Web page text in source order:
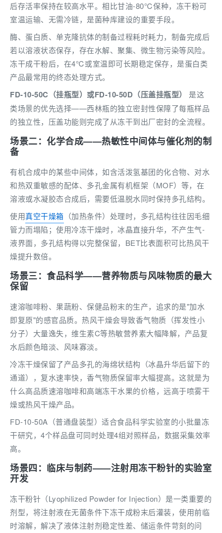
后存活率保持在较高水平。相比甘油-80℃保种，冻干粉可
室温运输、无需冷链，是菌种库建设的重要手段。
酶、蛋白质、单克隆抗体的制备过程耗时耗力，制备完成后
若以溶液状态保存，存在水解、聚集、微生物污染等风险。
冻干成干粉后，在4℃或室温即可长期稳定保存，是蛋白类
产品最常用的终态处理方式。
FD-10-50C（挂瓶型）或FD-10-50D（压盖挂瓶型）
是这
类场景的优先选择——西林瓶的独立密封性保障了每瓶样品
的独立性，压盖功能则完成了从冻干到出厂密封的全流程。
场景二：化学合成——热敏性中间体与催化剂的制
备
有机合成中的某些中间体，如含活泼氢基团的化合物、对水
和热双重敏感的配体、多孔金属有机框架（MOF）等，在
溶液或水凝胶态合成后，需要低温脱水同时保持多孔结构。
使用真空干燥箱 （加热条件）处理时，多孔结构往往因毛细
管力而塌陷；使用冷冻干燥时，冰晶直接升华，不产生气-
液界面，多孔结构得以完整保留，BET比表面积可比热风干
燥提升数倍。
场景三：食品科学——营养物质与风味物质的最大
保留
速溶咖啡粉、果蔬粉、保健品粉末的生产，追求的是"加水
即复原"的感官品质。热风干燥会导致香气物质（挥发性小
分子）大量逸失，维生素C等热敏营养素大幅降解，产品复
水后颜色暗淡、风味寡淡。
冷冻干燥保留了产品多孔的海绵状结构（冰晶升华后留下的
通道），复水速率快，香气物质保留率大幅提高。这就是为
什么高品质速溶咖啡和高端冻干水果的价格，远高于喷雾干
燥或热风干燥产品。
FD-10-50A（普通盘装型）适合食品科学实验室的小批量冻
干研究，4个样品盘可同时处理4组对照样品，数据采集效率
高。
场景四：临床与制药——注射用冻干粉针的实验室
开发
冻干粉针（Lyophilized Powder for Injection）是一类重要的
剂型，将注射液在无菌条件下冻干成粉末后灌装，使用前临
时溶解，解决了液体注射剂稳定性差、储运条件苛刻的问